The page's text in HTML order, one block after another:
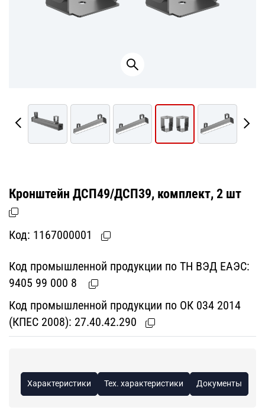
Кронштейн ДСП49/ДСП39, комплект, 2 шт
Код: 1167000001
Код промышленной продукции по ТН ВЭД ЕАЭС:
9405 99 000 8
Код промышленной продукции по ОК 034 2014
(КПЕС 2008): 27.40.42.290
Характеристики Тех. характеристики Документы